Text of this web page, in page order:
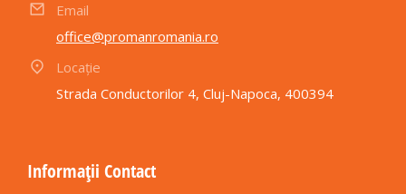
Email
office@promanromania.ro
Locație
Strada Conductorilor 4, Cluj-Napoca, 400394
Informații Contact